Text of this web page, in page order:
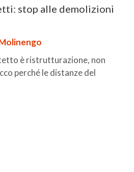
stop alle demolizioni
è ristrutturazione, non
perché le distanze del